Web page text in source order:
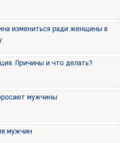
измениться ради женщины в
Причины и что делать?
мужчины
мужчин